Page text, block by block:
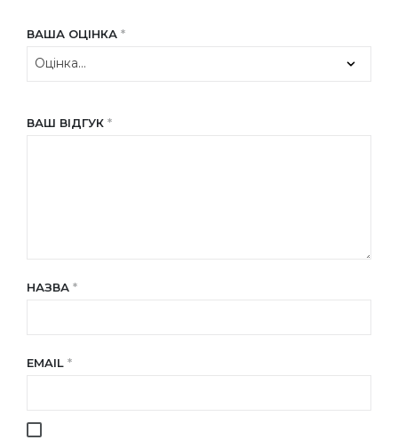
ВАША ОЦІНКА *
ВАШ ВІДГУК *
НАЗВА *
EMAIL *